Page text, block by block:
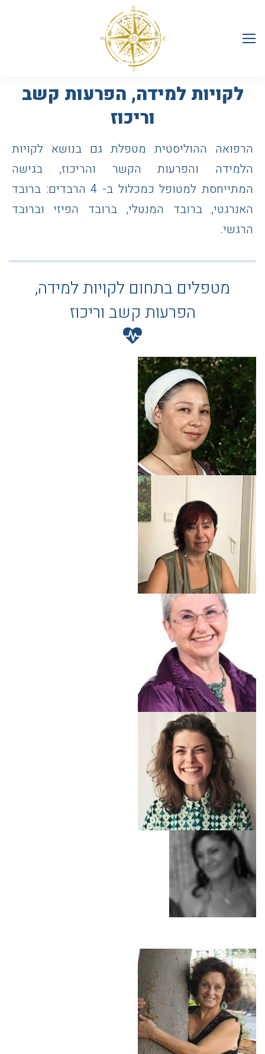
לקויות למידה, הפרעות קשב
וריכוז
הרפואה ההוליסטית מטפלת גם בנושא לקויות
הלמידה והפרעות הקשר והריכוז, בגישה
המתייחסת למטופל כמכלול ב- 4 הרבדים: ברובד
האנרגטי, ברובד המנטלי, ברובד הפיזי וברובד
הרגשי.
מטפלים בתחום לקויות למידה,
הפרעות קשב וריכוז